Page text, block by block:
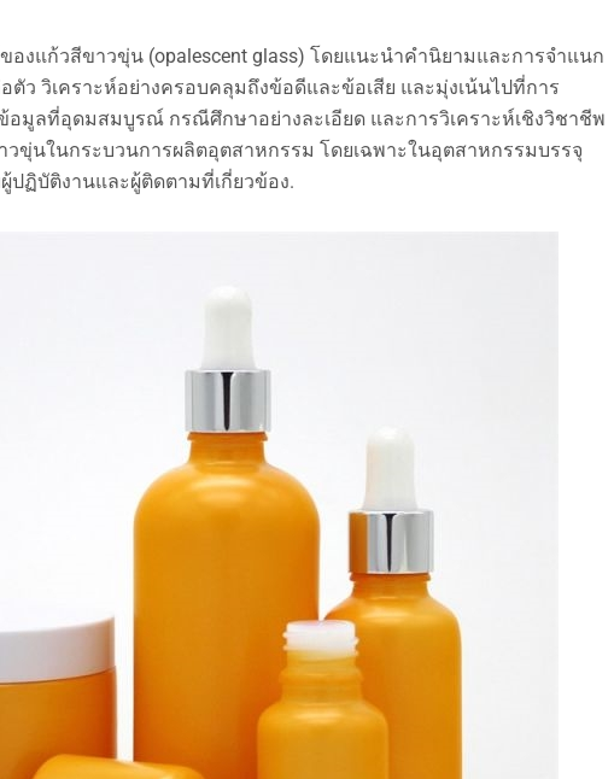
งแก้วสีขาวขุ่น (opalescent glass) โดยแนะนำคำนิยามและการจำแนก
ตัว วิเคราะห์อย่างครอบคลุมถึงข้อดีและข้อเสีย และมุ่งเน้นไปที่การ
มูลที่อุดมสมบูรณ์ กรณีศึกษาอย่างละเอียด และการวิเคราะห์เชิงวิชาชีพ
นในกระบวนการผลิตอุตสาหกรรม โดยเฉพาะในอุตสาหกรรมบรรจุ
ฏิบัติงานและผู้ติดตามที่เกี่ยวข้อง.